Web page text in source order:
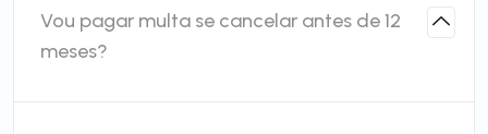
Vou pagar multa se cancelar antes de 12
meses?